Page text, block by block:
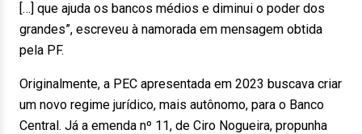
[…] que ajuda os bancos médios e diminui o poder dos
grandes”, escreveu à namorada em mensagem obtida
pela PF.
Originalmente, a PEC apresentada em 2023 buscava criar
um novo regime jurídico, mais autônomo, para o Banco
Central. Já a emenda nº 11, de Ciro Nogueira, propunha